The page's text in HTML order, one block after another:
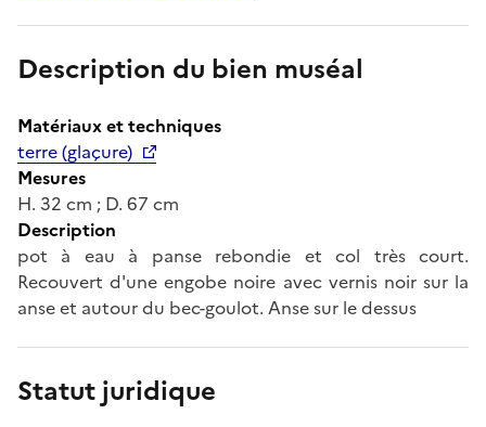
Description du bien muséal
Matériaux et techniques
terre (glaçure)
Mesures
H. 32 cm ; D. 67 cm
Description
pot à eau à panse rebondie et col très court.
Recouvert d'une engobe noire avec vernis noir sur la
anse et autour du bec-goulot. Anse sur le dessus
Statut juridique